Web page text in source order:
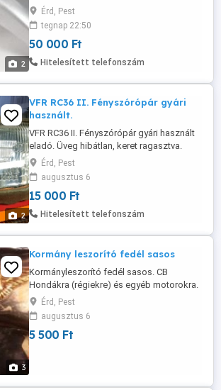
2
42F00-13L Új ára: 192,31 - 233,60 80. Ft az
eBayon.
Érd, Pest
tegnap 22:50
50 000 Ft
Hitelesített telefonszám
2
VFR RC36 II. Fényszórópár gyári
használt.
VFR RC36 II. Fényszórópár gyári használt
eladó. Üveg hibátlan, keret ragasztva.
Halogén izzókkal együtt.
Érd, Pest
augusztus 6
15 000 Ft
Hitelesített telefonszám
3
Kormány leszorító fedél sasos
Kormányleszorító fedél sasos. CB
Hondákra (régiekre) és egyéb motorokra.
Kérésre mérek.
Érd, Pest
augusztus 6
5 500 Ft